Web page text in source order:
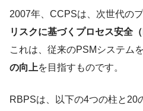
2007年、CCPSは、次世代の
リスクに基づくプロセス安全（
これは、従来のPSMシステムを
の向上を目指すものです。
RBPSは、以下の4つの柱と20